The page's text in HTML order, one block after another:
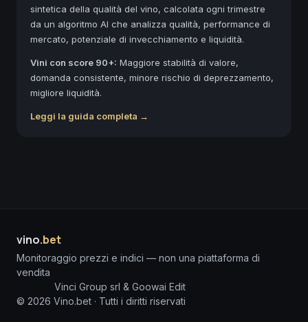
sintetica della qualità del vino, calcolata ogni trimestre
da un algoritmo AI che analizza qualità, performance di
mercato, potenziale di invecchiamento e liquidità.
Vini con score 90+: Maggiore stabilità di valore,
domanda consistente, minore rischio di deprezzamento,
migliore liquidità.
Leggi la guida completa →
vino.bet
Monitoraggio prezzi e indici — non una piattaforma di
vendita
Vinci Group srl & Goowai Edit
© 2026 Vino.bet · Tutti i diritti riservati